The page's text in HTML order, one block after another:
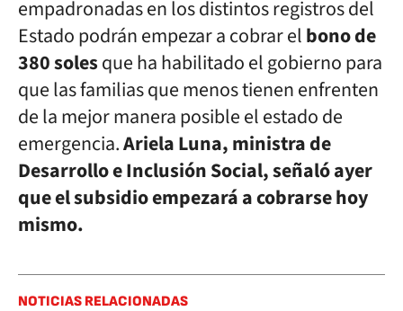
empadronadas en los distintos registros del
Estado podrán empezar a cobrar elbono de
380 solesque ha habilitado el gobierno para
que las familias que menos tienen enfrenten
de la mejor manera posible el estado de
emergencia.Ariela Luna, ministra de
Desarrollo e Inclusión Social, señaló ayer
que el subsidio empezará a cobrarse hoy
mismo.
NOTICIAS RELACIONADAS